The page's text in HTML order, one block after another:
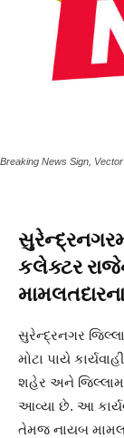
Breaking News Sign,
કલેક્ટર
સુરેન્દ્રનગર
મોટા પાયે
શહેર અને જિલ્લામાં
આવ્યા છે. આ
તેમજ નાયબ